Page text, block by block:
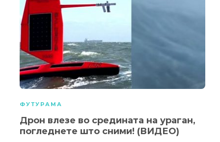
ФУТУРАМА
Дрон влезе во средината на ураган,
погледнете што сними! (ВИДЕО)